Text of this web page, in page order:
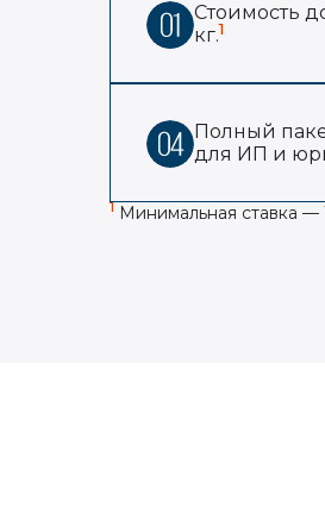
Стоимость
кг.1
Полный
для ИП и
1 Минимальная ставка —